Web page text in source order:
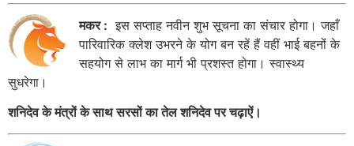
मकर : इस सप्ताह नवीन शुभ सूचना का संचार होगा। जहाँ
पारिवारिक क्लेश उभरने के योग बन रहें हैं वहीं भाई बहनोंं के
सहयोग से लाभ का मार्ग भी प्रशस्त होगा। स्वास्थ्य
सुधरेगा।
शनिदेव के मंत्रों के साथ सरसों का तेल शनिदेव पर चढ़ाऐं।